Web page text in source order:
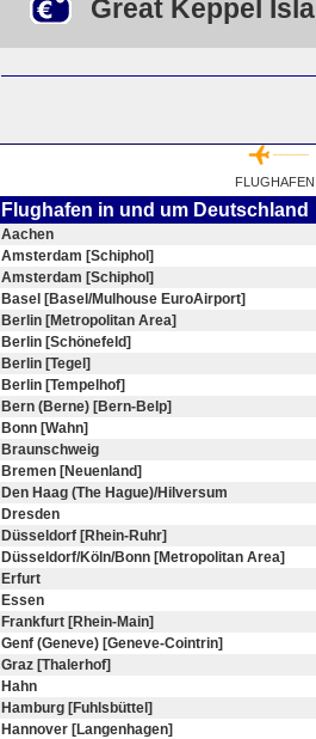
Great Keppel
Flughafen in und um Deutschland
Aachen
Amsterdam [Schiphol]
Amsterdam [Schiphol]
Basel [Basel/Mulhouse EuroAirport]
Berlin [Metropolitan Area]
Berlin [Schönefeld]
Berlin [Tegel]
Berlin [Tempelhof]
Bern (Berne) [Bern-Belp]
Bonn [Wahn]
Braunschweig
Bremen [Neuenland]
Den Haag (The Hague)/Hilversum
Dresden
Düsseldorf [Rhein-Ruhr]
Düsseldorf/Köln/Bonn [Metropolitan Area]
Erfurt
Essen
Frankfurt [Rhein-Main]
Genf (Geneve) [Geneve-Cointrin]
Graz [Thalerhof]
Hahn
Hamburg [Fuhlsbüttel]
Hannover [Langenhagen]